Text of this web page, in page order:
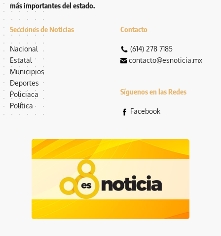
más importantes del estado.
Secciones de Noticias
Nacional
Estatal
Municipios
Deportes
Policiaca
Política
Contacto
(614) 278 7185
contacto@esnoticia.mx
Síguenos en las Redes
Facebook